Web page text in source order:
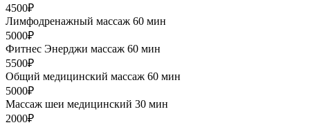
4500₽
Лимфодренажный массаж 60 мин
5000₽
Фитнес Энерджи массаж 60 мин
5500₽
Общий медицинский массаж 60 мин
5000₽
Массаж шеи медицинский 30 мин
2000₽